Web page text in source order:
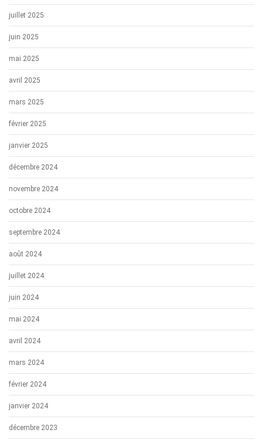
juillet 2025
juin 2025
mai 2025
avril 2025
mars 2025
février 2025
janvier 2025
décembre 2024
novembre 2024
octobre 2024
septembre 2024
août 2024
juillet 2024
juin 2024
mai 2024
avril 2024
mars 2024
février 2024
janvier 2024
décembre 2023